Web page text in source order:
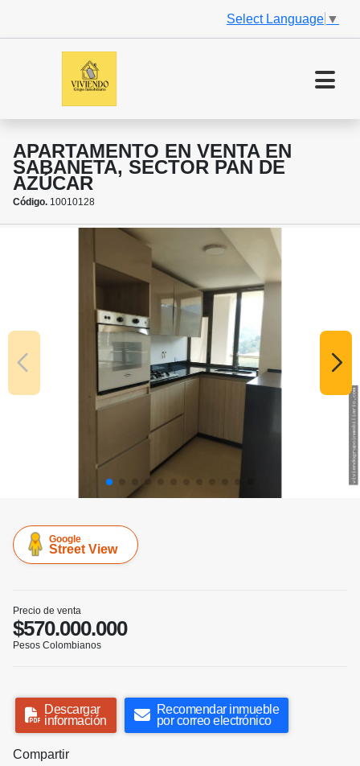
Select Language ▼
APARTAMENTO EN VENTA EN
SABANETA, SECTOR PAN DE
AZÚCAR
Código. 10010128
Google
Street View
Precio de venta
$570.000.000
Pesos Colombianos
Descargar
información
Recomendar inmueble
por correo electrónico
Compartir